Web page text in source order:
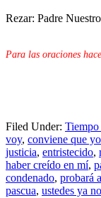
Rezar: Padre
Para las oraciones
Filed Under: Tiempo
voy, conviene que
justicia, entristecido,
haber creído en mí,
condenado, probará
pascua, ustedes ya